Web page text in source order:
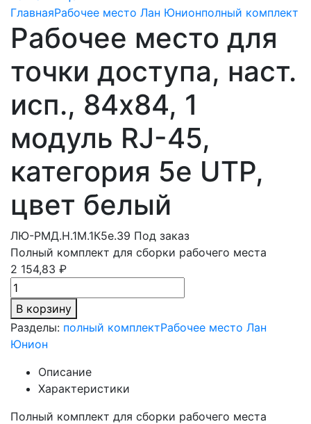
ГлавнаяРабочее место Лан Юнионполный комплект
Рабочее место для
точки доступа, наст.
исп., 84х84, 1
модуль RJ-45,
категория 5e UTP,
цвет белый
ЛЮ-РМД.Н.1М.1К5e.39 Под заказ
Полный комплект для сборки рабочего места
2 154,83 ₽
В корзину
Разделы: полный комплектРабочее место Лан
Юнион
Описание
Характеристики
Полный комплект для сборки рабочего места